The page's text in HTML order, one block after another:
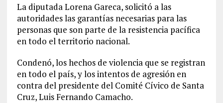
La diputada Lorena Gareca, solicitó a las
autoridades las garantías necesarias para las
personas que son parte de la resistencia pacífica
en todo el territorio nacional.
Condenó, los hechos de violencia que se registran
en todo el país, y los intentos de agresión en
contra del presidente del Comité Cívico de Santa
Cruz, Luis Fernando Camacho.